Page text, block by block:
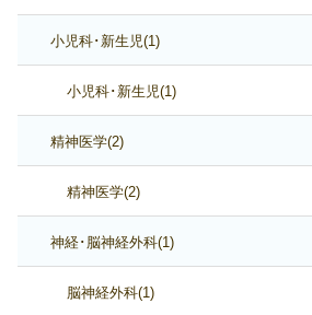
小児科･新生児(1)
小児科･新生児(1)
精神医学(2)
精神医学(2)
神経･脳神経外科(1)
脳神経外科(1)